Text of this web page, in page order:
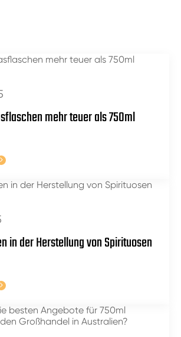
mehr teuer als 750ml
in der Herstellung von Spirituosen